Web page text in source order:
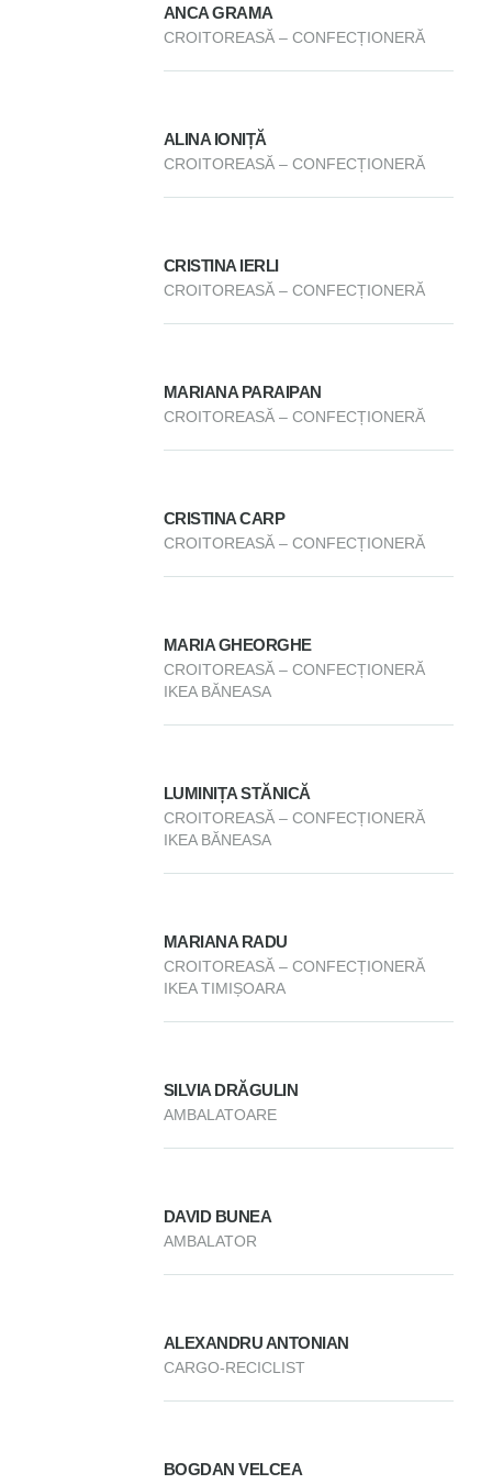
ANCA GRAMA
CROITOREASĂ – CONFECȚIONERĂ
ALINA IONIȚĂ
CROITOREASĂ – CONFECȚIONERĂ
CRISTINA IERLI
CROITOREASĂ – CONFECȚIONERĂ
MARIANA PARAIPAN
CROITOREASĂ – CONFECȚIONERĂ
CRISTINA CARP
CROITOREASĂ – CONFECȚIONERĂ
MARIA GHEORGHE
CROITOREASĂ – CONFECȚIONERĂ
IKEA BĂNEASA
LUMINIȚA STĂNICĂ
CROITOREASĂ – CONFECȚIONERĂ
IKEA BĂNEASA
MARIANA RADU
CROITOREASĂ – CONFECȚIONERĂ
IKEA TIMIȘOARA
SILVIA DRĂGULIN
AMBALATOARE
DAVID BUNEA
AMBALATOR
ALEXANDRU ANTONIAN
CARGO-RECICLIST
BOGDAN VELCEA